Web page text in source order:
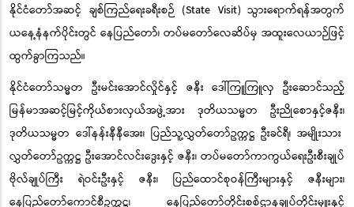
နိုင်ငံတော်အဆင့် ချစ်ကြည်ရေးခရီးစဉ် (State Visit) သွားရောက်ရန်အတွက်
ယနေ့နံနက်ပိုင်းတွင် နေပြည်တော်၊ တပ်မတော်လေဆိပ်မှ အထူးလေယာဉ်ဖြင့်
ထွက်ခွာကြသည်။
နိုင်ငံတော်သမ္မတ ဦးမင်းအောင်လှိုင်နှင့် ဇနီး ဒေါ်ကြူကြူလှ ဦးဆောင်သည့်
မြန်မာအဆင့်မြင့်ကိုယ်စားလှယ်အဖွဲ့အား ဒုတိယသမ္မတ ဦးညိုစောနှင့်ဇနီး၊
ဒုတိယသမ္မတ ဒေါ်နန်းနီနီအေး၊ ပြည်သူ့လွှတ်တော်ဥက္ကဋ္ဌ ဦးခင်ရီ၊ အမျိုးသား
လွှတ်တော်ဥက္ကဋ္ဌ ဦးအောင်လင်းဒွေးနှင့် ဇနီး၊ တပ်မတော်ကာကွယ်ရေးဦးစီးချုပ်
ဗိုလ်ချုပ်ကြီး ရဲဝင်းဦးနှင့် ဇနီး၊ ပြည်ထောင်စုဝန်ကြီးများနှင့် ဇနီးများ၊
နေပြည်တော်ကောင်စီဥက္ကဋ္ဌ၊ နေပြည်တော်တိုင်းစစ်ဌာနချုပ်တိုင်းမှူးနှင့်